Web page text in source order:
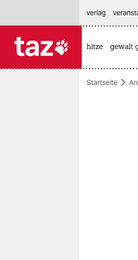
themen
verlag
hitze gewalt
Startseite